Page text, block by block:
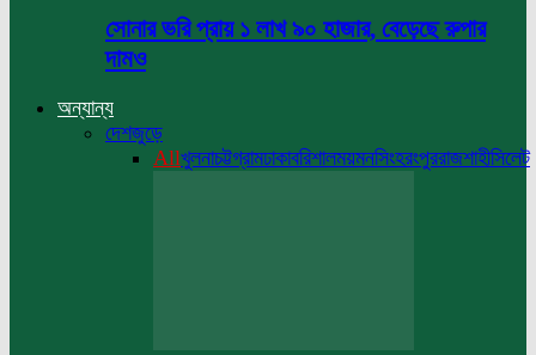
সোনার ভরি প্রায় ১ লাখ ৯০ হাজার, বেড়েছে রুপার
দামও
অন্যান্য
দেশজুড়ে
Allখুলনাচট্টগ্রামঢাকাবরিশালময়মনসিংহরংপুররাজশাহীসিলেট